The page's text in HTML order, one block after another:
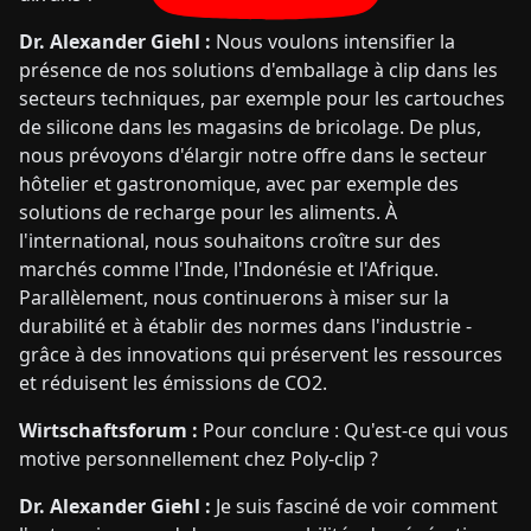
Dr. Alexander Giehl : Nous voulons intensifier la
présence de nos solutions d'emballage à clip dans les
secteurs techniques, par exemple pour les cartouches
de silicone dans les magasins de bricolage. De plus,
nous prévoyons d'élargir notre offre dans le secteur
hôtelier et gastronomique, avec par exemple des
solutions de recharge pour les aliments. À
l'international, nous souhaitons croître sur des
marchés comme l'Inde, l'Indonésie et l'Afrique.
Parallèlement, nous continuerons à miser sur la
durabilité et à établir des normes dans l'industrie -
grâce à des innovations qui préservent les ressources
et réduisent les émissions de CO2.
Wirtschaftsforum : Pour conclure : Qu'est-ce qui vous
motive personnellement chez Poly-clip ?
Dr. Alexander Giehl : Je suis fasciné de voir comment